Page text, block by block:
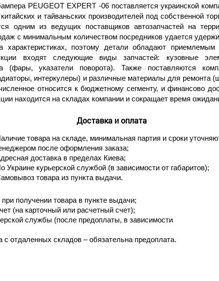
PEUGEOT EXPERT -06 поставляется украинской
и тайваньских производителей под собственной
одним из ведущих поставщиков автозапчастей на
с минимальным количеством посредников удается
характеристиках, поэтому детали обладают приемлемым
входят следующие виды запчастей: кузовные
(фары, указатели поворота). Также поставляются
интеркулеры) и различные материалы для ремонта
относится к бюджетному сегменту, и финансово
находится на складах компании и сокращает время
Доставка и оплата
товара на складе, минимальная партия и сроки
после оформления заказа;
доставка в пределах Киева;
Украине курьерской службой (в зависимости от габаритов);
товара из пункта выдачи.
получении товара в пункте выдачи;
(на карточный или расчетный счет);
службы (после предоплаты, в зависимости
с отдаленных складов – обязательна предоплата.